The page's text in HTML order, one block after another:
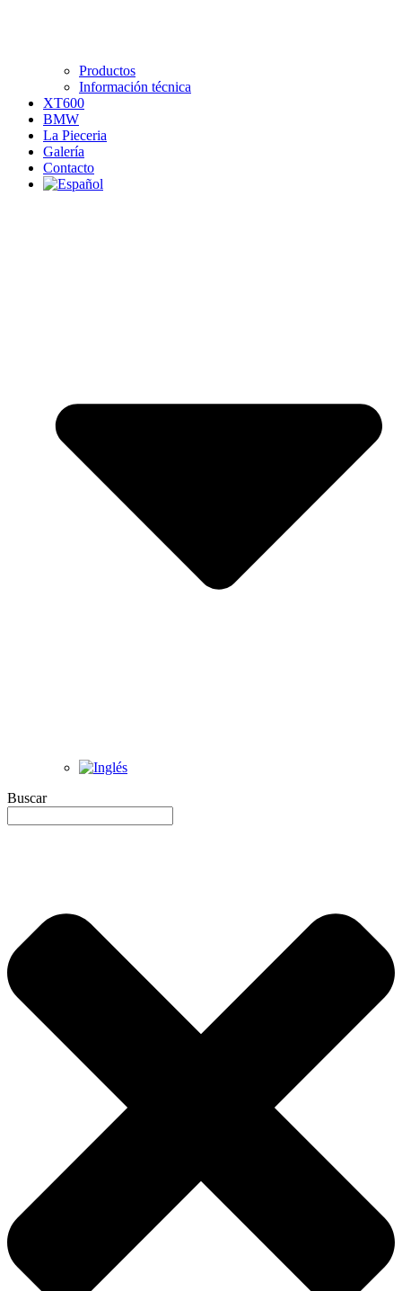
Productos
Información técnica
XT600
BMW
La Pieceria
Galería
Contacto
Buscar